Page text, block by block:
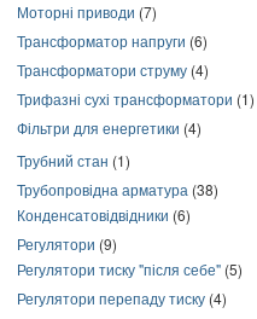
Моторні приводи (7)
Трансформатор напруги (6)
Трансформатори струму (4)
Трифазні сухі трансформатори (1)
Фільтри для енергетики (4)
Трубний стан (1)
Трубопровідна арматура (38)
Конденсатовідвідники (6)
Регулятори (9)
Регулятори тиску "після себе" (5)
Регулятори перепаду тиску (4)